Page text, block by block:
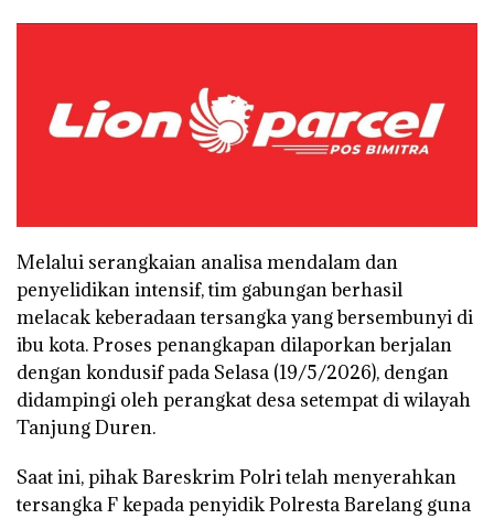
Melalui serangkaian analisa mendalam dan
penyelidikan intensif, tim gabungan berhasil
melacak keberadaan tersangka yang bersembunyi di
ibu kota. Proses penangkapan dilaporkan berjalan
dengan kondusif pada Selasa (19/5/2026), dengan
didampingi oleh perangkat desa setempat di wilayah
Tanjung Duren.
Saat ini, pihak Bareskrim Polri telah menyerahkan
tersangka F kepada penyidik Polresta Barelang guna